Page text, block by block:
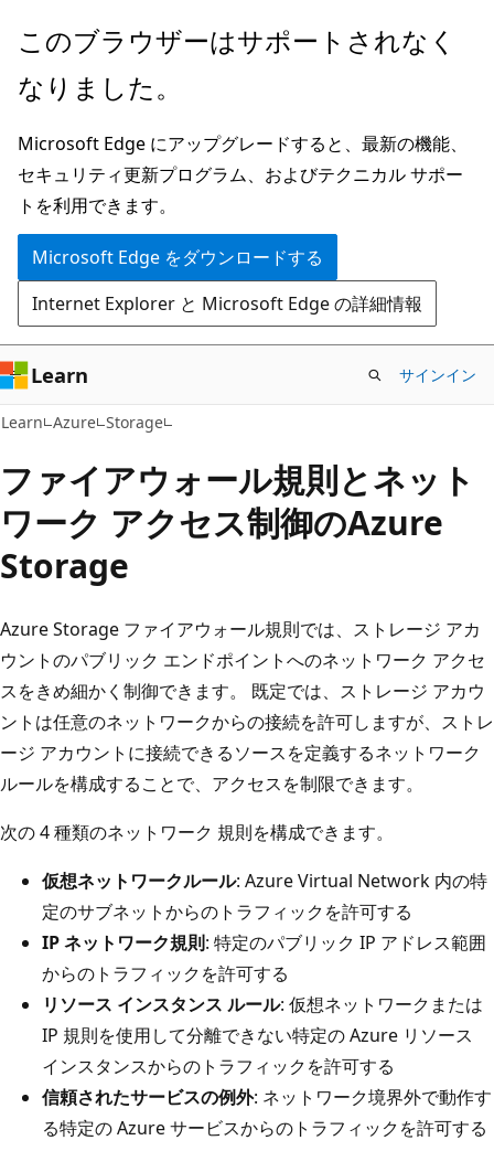
メ
ン
ン
テ
ン
ツ
に
ス
キ
ッ
プ
このブラウザーはサポートされなく
なりました。
Microsoft Edge にアップグレードすると、最新の機能、
セキュリティ更新プログラム、およびテクニカル サポー
トを利用できます。
Microsoft Edge をダウンロードする
Internet Explorer と Microsoft Edge の詳細情報
Learn サインイン
Learn Azure Storage
ファイアウォール規則とネット
ワーク アクセス制御のAzure
Storage
Azure Storage ファイアウォール規則では、ストレージ アカ
ウントのパブリック エンドポイントへのネットワーク アクセ
スをきめ細かく制御できます。 既定では、ストレージ アカウ
ントは任意のネットワークからの接続を許可しますが、ストレ
ージ アカウントに接続できるソースを定義するネットワーク
ルールを構成することで、アクセスを制限できます。
次の 4 種類のネットワーク 規則を構成できます。
仮想ネットワークルール: Azure Virtual Network 内の特
定のサブネットからのトラフィックを許可する
IP ネットワーク規則: 特定のパブリック IP アドレス範囲
からのトラフィックを許可する
リソース インスタンス ルール: 仮想ネットワークまたは
IP 規則を使用して分離できない特定の Azure リソース
インスタンスからのトラフィックを許可する
信頼されたサービスの例外: ネットワーク境界外で動作す
る特定の Azure サービスからのトラフィックを許可する